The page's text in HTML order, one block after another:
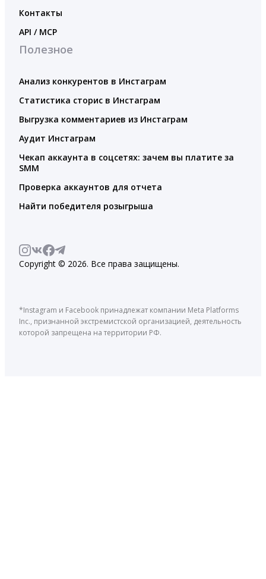
Контакты
API / MCP
Полезное
Анализ конкурентов в Инстаграм
Статистика сторис в Инстаграм
Выгрузка комментариев из Инстаграм
Аудит Инстаграм
Чекап аккаунта в соцсетях: зачем вы платите за
SMM
Проверка аккаунтов для отчета
Найти победителя розыгрыша
Copyright © 2026. Все права защищены.
*Instagram и Facebook принадлежат компании Meta Platforms
Inc., признанной экстремистской организацией, деятельность
которой запрещена на территории РФ.